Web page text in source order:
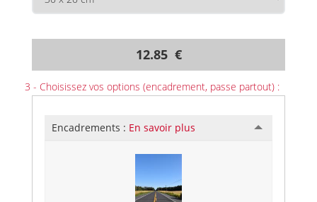
12.85 €
3 - Choisissez vos options (encadrement, passe partout) :
Encadrements : En savoir plus